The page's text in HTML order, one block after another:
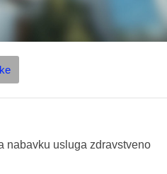
nabavku usluga zdravstveno